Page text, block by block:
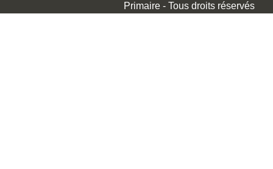
Primaire - Tous droits réservés